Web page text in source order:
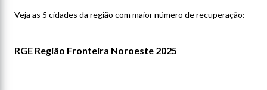
Veja as 5 cidades da região com maior número de recuperação:
RGE Região Fronteira Noroeste 2025